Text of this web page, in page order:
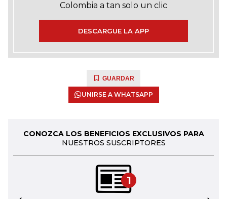
Colombia a tan solo un clic
DESCARGUE LA APP
GUARDAR
UNIRSE A WHATSAPP
CONOZCA LOS BENEFICIOS EXCLUSIVOS PARA
NUESTROS SUSCRIPTORES
1